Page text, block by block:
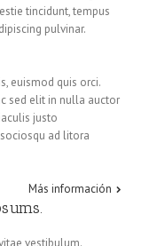
tincidunt, tempus
pulvinar.
euismod quis orci.
sed elit in nulla auctor
justo
ad litora
Más información
vestibulum.